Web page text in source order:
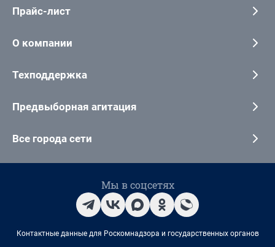
Прайс-лист
О компании
Техподдержка
Предвыборная агитация
Все города сети
Мы в соцсетях
Контактные данные для Роскомнадзора и государственных органов